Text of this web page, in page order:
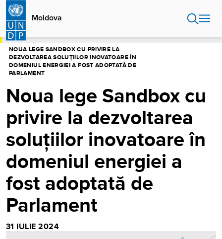
Sari
conținutul
principal
Moldova
ACASĂMOLDOVACENTRU MEDIA
NOUA LEGE SANDBOX CU PRIVIRE LA
DEZVOLTAREA SOLUȚIILOR INOVATOARE ÎN
DOMENIUL ENERGIEI A FOST ADOPTATĂ DE
PARLAMENT
Noua lege Sandbox cu
privire la dezvoltarea
soluțiilor inovatoare în
domeniul energiei a
fost adoptată de
Parlament
31 IULIE 2024